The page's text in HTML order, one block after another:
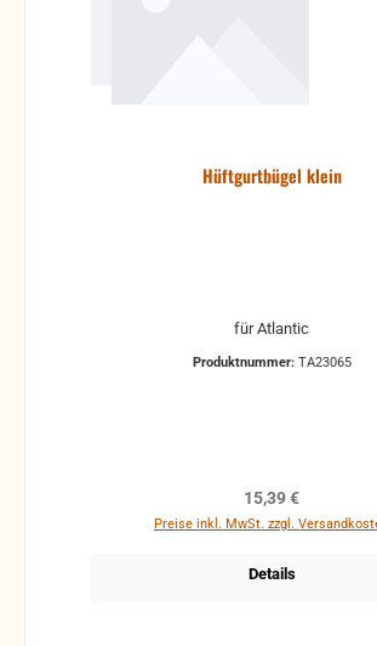
Hüftgurtbügel klein
für Atlantic
Produktnummer: TA23065
Regulärer Preis:
15,39 €
Preise inkl. MwSt. zzgl.
Details